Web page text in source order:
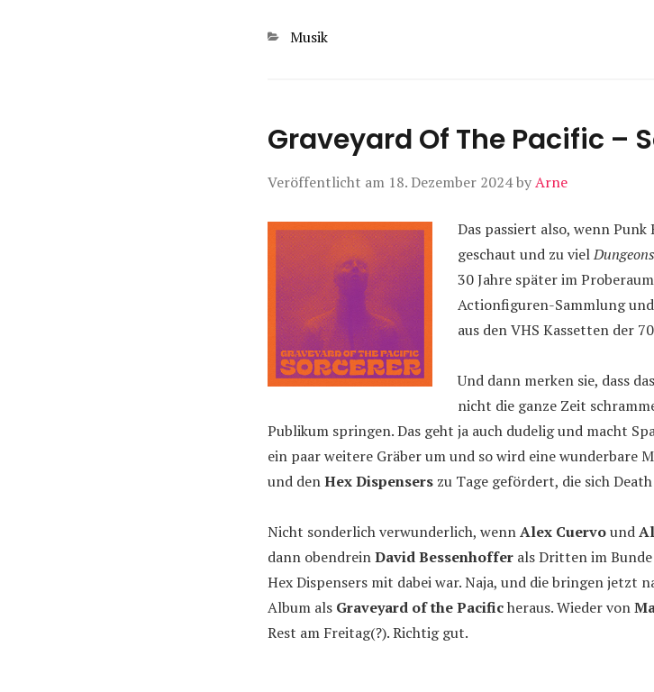
Kategorien
Musik
Graveyard Of The Pacific –
Veröffentlicht am 18. Dezember 2024byArne
Das passiert also, wenn
geschaut und zu viel
30 Jahre später im
Actionfiguren-Sammlung
aus den VHS Kassetten der
Und dann merken sie, dass
nicht die ganze Zeit
Publikum springen. Das geht ja auch dudelig und macht
ein paar weitere Gräber um und so wird eine wunderbare
und denHex Dispensers zu Tage gefördert, die sich
Nicht sonderlich verwunderlich, wennAlex Cuervound
dann obendreinDavid Bessenhoffer als Dritten im
Hex Dispensers mit dabei war. Naja, und die bringen jetzt
Album als Graveyard of the Pacificheraus. Wieder von
Rest am Freitag(?). Richtig gut.